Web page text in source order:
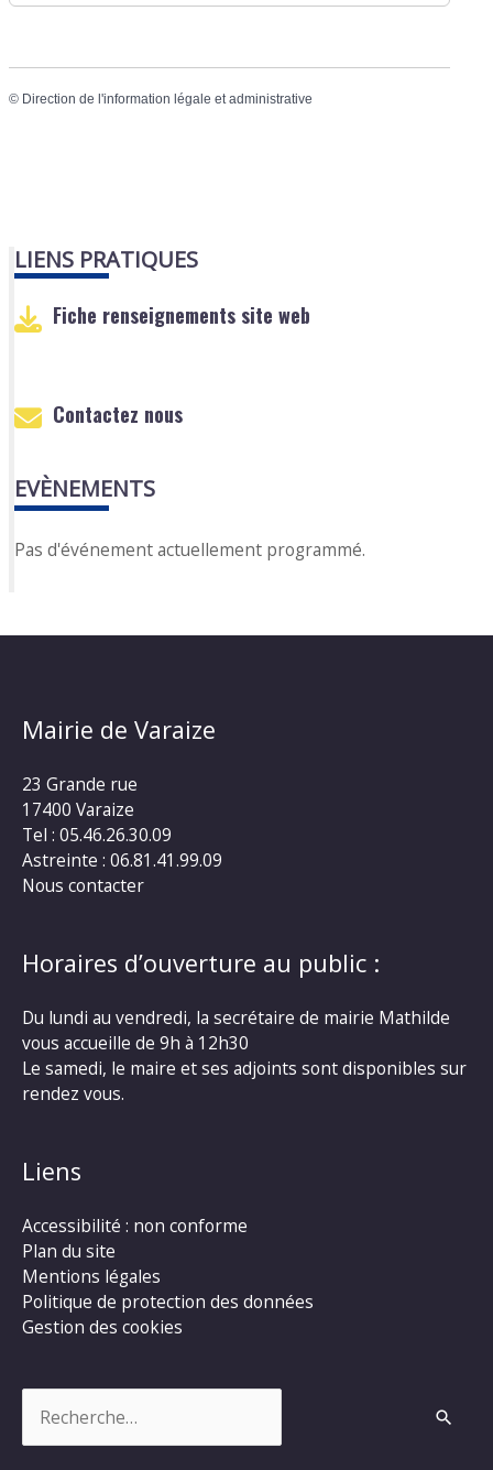
© Direction de l'information légale et administrative
LIENS PRATIQUES
Fiche renseignements site web
Contactez nous
EVÈNEMENTS
Pas d'événement actuellement programmé.
Mairie de Varaize
23 Grande rue
17400 Varaize
Tel : 05.46.26.30.09
Astreinte : 06.81.41.99.09
Nous contacter
Horaires d’ouverture au public :
Du lundi au vendredi, la secrétaire de mairie Mathilde
vous accueille de 9h à 12h30
Le samedi, le maire et ses adjoints sont disponibles sur
rendez vous.
Liens
Accessibilité : non conforme
Plan du site
Mentions légales
Politique de protection des données
Gestion des cookies